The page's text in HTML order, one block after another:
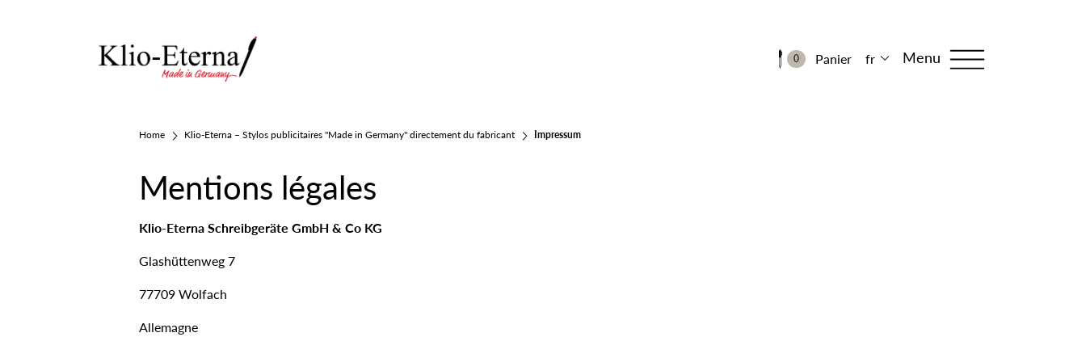
0 Panier fr Menu
Home Klio-Eterna – Stylos publicitaires "Made in Germany" directement du fabricant Impressum
Mentions légales
Klio-Eterna Schreibgeräte GmbH & Co KG
Glashüttenweg 7
77709 Wolfach
Allemagne